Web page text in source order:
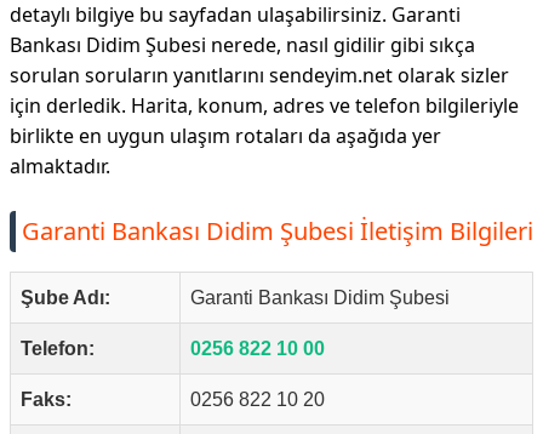
detaylı bilgiye bu sayfadan ulaşabilirsiniz. Garanti
Bankası Didim Şubesi nerede, nasıl gidilir gibi sıkça
sorulan soruların yanıtlarını sendeyim.net olarak sizler
için derledik. Harita, konum, adres ve telefon bilgileriyle
birlikte en uygun ulaşım rotaları da aşağıda yer
almaktadır.
Garanti Bankası Didim Şubesi İletişim Bilgileri
Şube Adı: Garanti Bankası Didim Şubesi
Telefon: 0256 822 10 00
Faks: 0256 822 10 20